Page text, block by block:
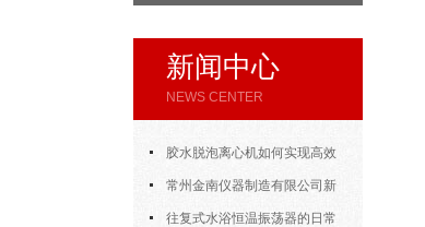
新闻中心
NEWS CENTER
胶水脱泡离心机如何实现高效
脱泡常州金南仪器制造有限公司新
年开门大吉
往复式水浴恒温振荡器的日常